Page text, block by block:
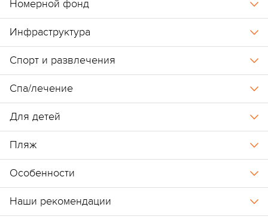
Номерной фонд
Инфраструктура
Спорт и развлечения
Спа/лечение
Для детей
Пляж
Особенности
Наши рекомендации